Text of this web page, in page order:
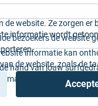
de website. Ze zorgen er
informatie wordt
bezoekers de website
informatie kan
de website, zoals de
hand van jouw
maat gemaakte content